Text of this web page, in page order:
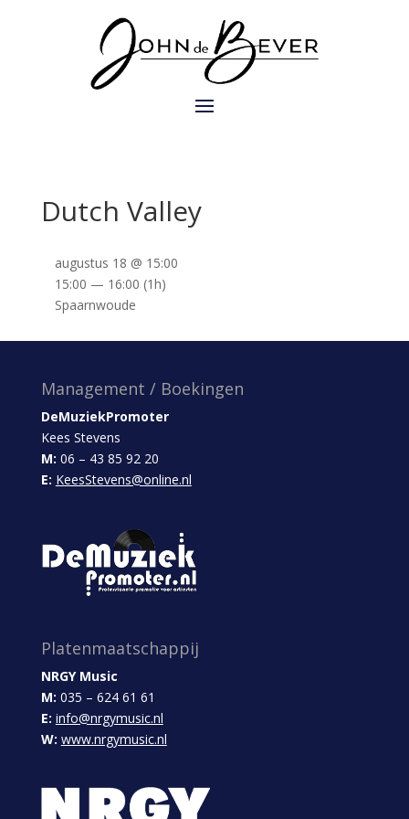
Dutch Valley
augustus 18 @ 15:00
15:00 — 16:00 (1h)
Spaarnwoude
Management / Boekingen
DeMuziekPromoter
Kees Stevens
M: 06 – 43 85 92 20
E: KeesStevens@online.nl
Platenmaatschappij
NRGY Music
M: 035 – 624 61 61
E: info@nrgymusic.nl
W: www.nrgymusic.nl